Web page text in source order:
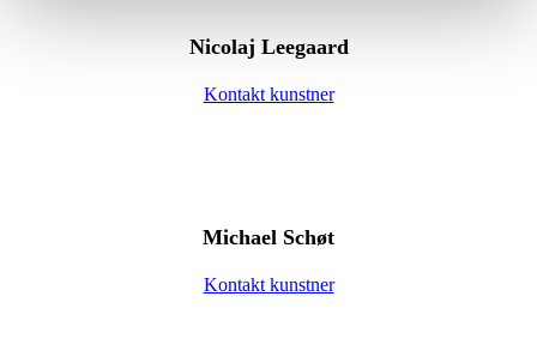
Nicolaj Leegaard
Kontakt kunstner
Michael Schøt
Kontakt kunstner